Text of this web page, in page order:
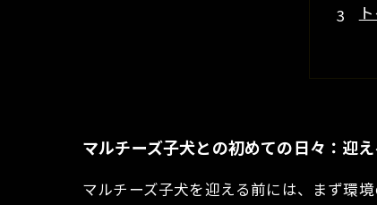
マルチーズ子犬との初めての日々：迎
マルチーズ子犬を迎える前には、まず環